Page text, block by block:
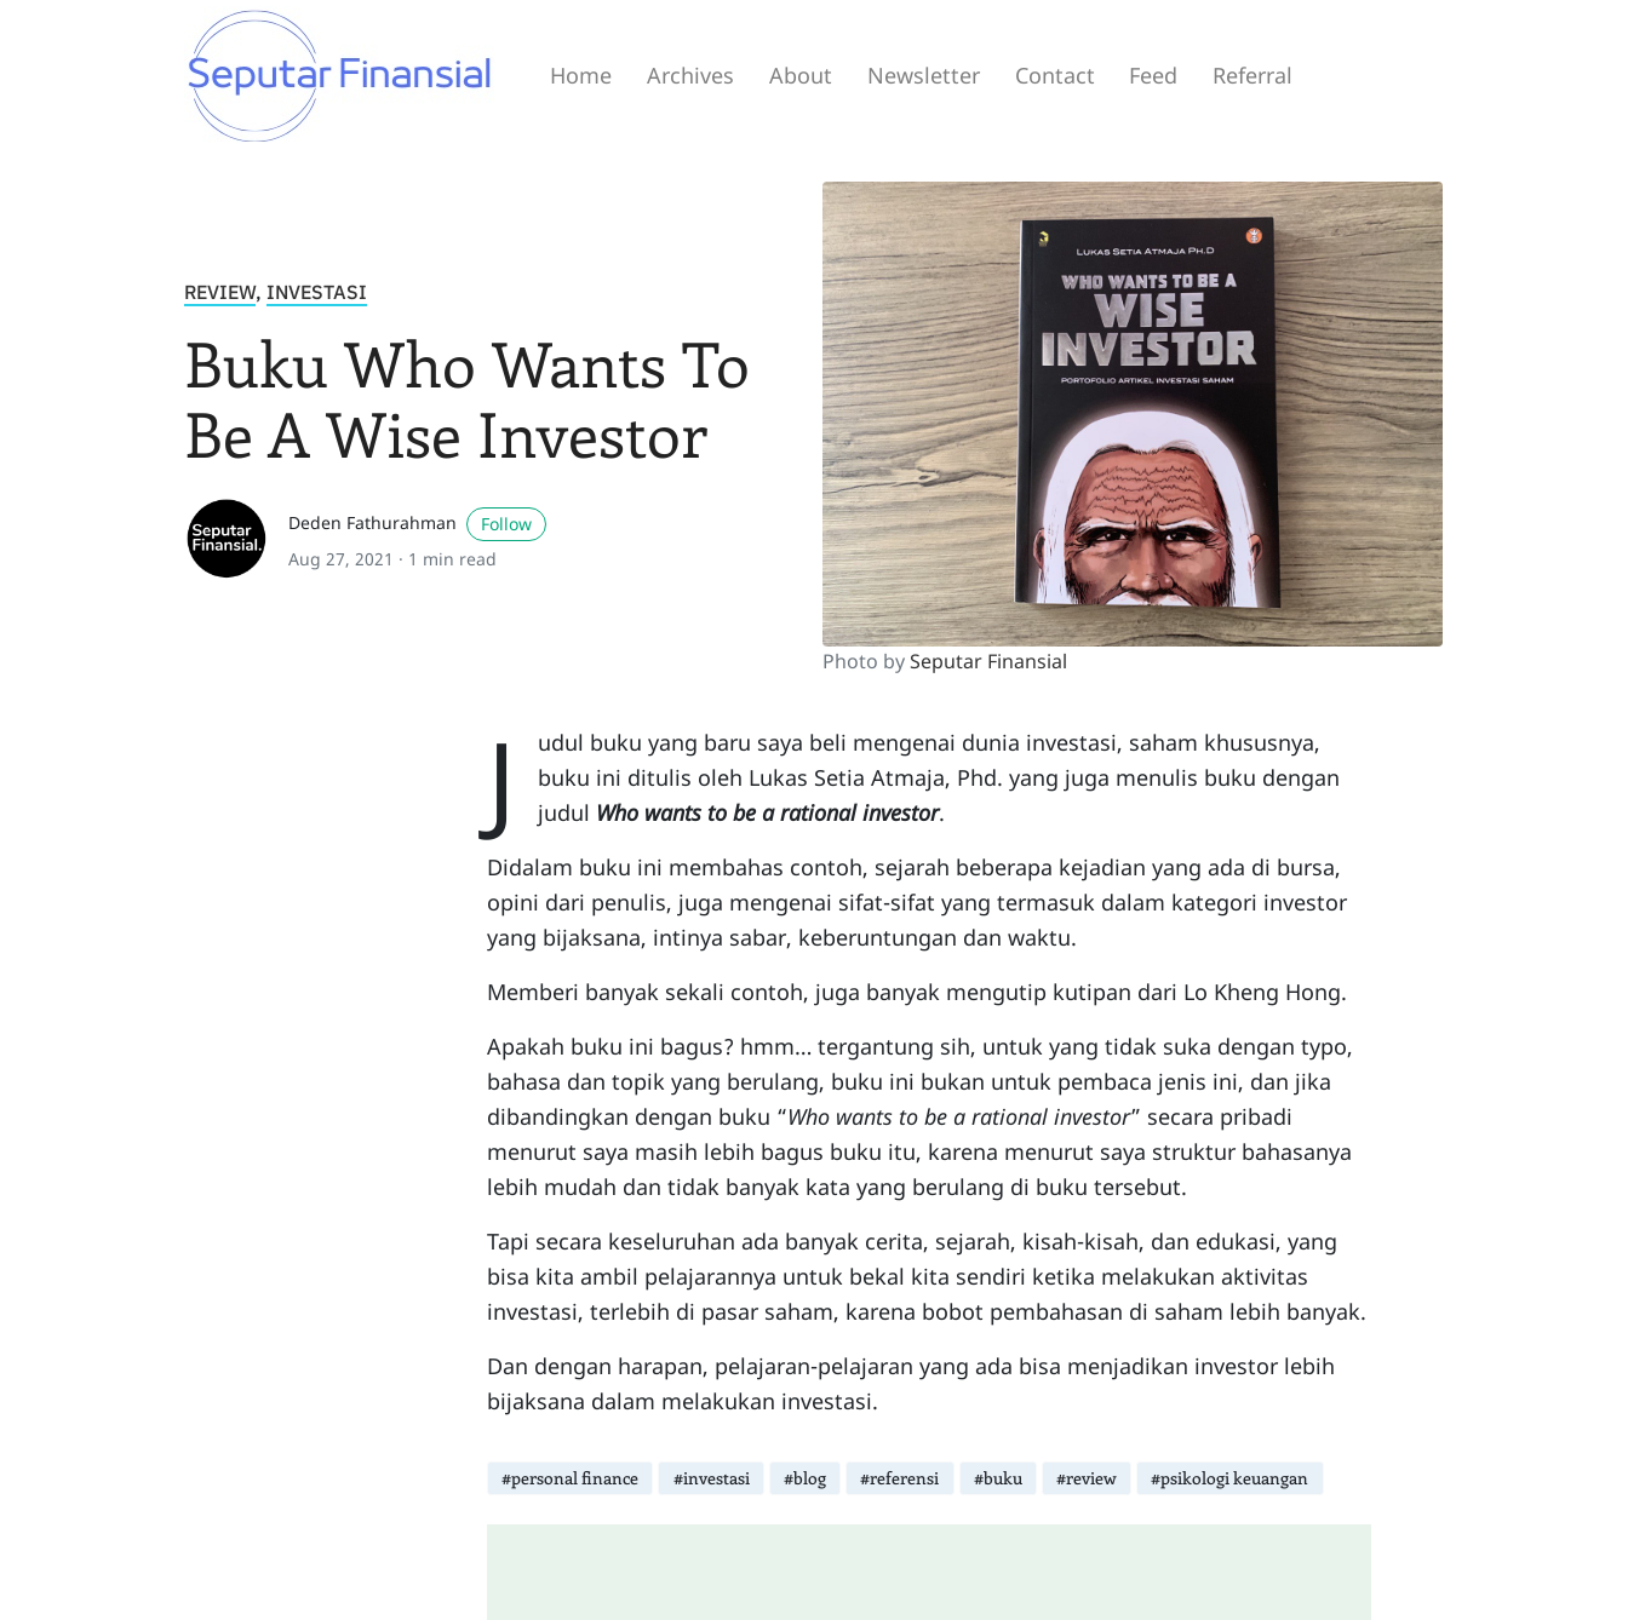
Home Archives About Newsletter Contact Feed Referral
REVIEW, INVESTASI
Buku Who Wants To
Be A Wise Investor
Deden Fathurahman
Follow
Aug 27, 2021 · 1 min read
Photo bySeputar Finansial
J
udul buku yang baru saya beli mengenai dunia investasi, saham khususnya,
buku ini ditulis oleh Lukas Setia Atmaja, Phd. yang juga menulis buku dengan
judul Who wants to be a rational investor.
Didalam buku ini membahas contoh, sejarah beberapa kejadian yang ada di bursa,
opini dari penulis, juga mengenai sifat-sifat yang termasuk dalam kategori investor
yang bijaksana, intinya sabar, keberuntungan dan waktu.
Memberi banyak sekali contoh, juga banyak mengutip kutipan dari Lo Kheng Hong.
Apakah buku ini bagus? hmm… tergantung sih, untuk yang tidak suka dengan typo,
bahasa dan topik yang berulang, buku ini bukan untuk pembaca jenis ini, dan jika
dibandingkan dengan buku “Who wants to be a rational investor” secara pribadi
menurut saya masih lebih bagus buku itu, karena menurut saya struktur bahasanya
lebih mudah dan tidak banyak kata yang berulang di buku tersebut.
Tapi secara keseluruhan ada banyak cerita, sejarah, kisah-kisah, dan edukasi, yang
bisa kita ambil pelajarannya untuk bekal kita sendiri ketika melakukan aktivitas
investasi, terlebih di pasar saham, karena bobot pembahasan di saham lebih banyak.
Dan dengan harapan, pelajaran-pelajaran yang ada bisa menjadikan investor lebih
bijaksana dalam melakukan investasi.
#personal finance #investasi #blog #referensi #buku #review #psikologi keuangan